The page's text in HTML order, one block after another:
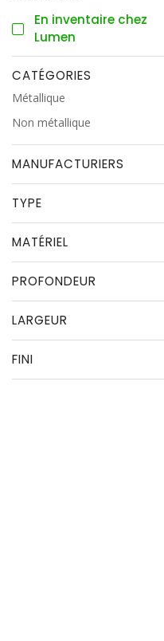
En inventaire chez
Lumen
CATÉGORIES
Métallique
Non métallique
MANUFACTURIERS
TYPE
MATÉRIEL
PROFONDEUR
LARGEUR
FINI